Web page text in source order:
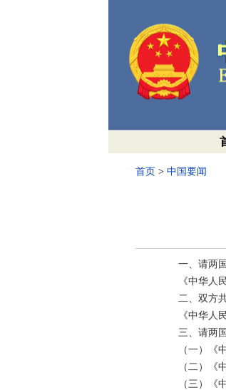
首页 > 中国要闻
一、请两
《中华人
二、双方
《中华人
三、请两
（一）《
（二）《
（三）《